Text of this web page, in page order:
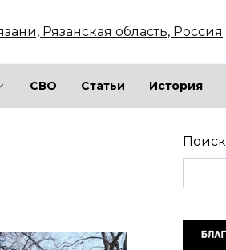
Рязанская область, Россия
СВО Статьи История
Поиск